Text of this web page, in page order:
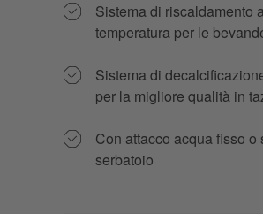
Sistema di riscaldamento
temperatura per le
Sistema di
per la migliore qualità in
Con attacco acqua fisso
serbatoio